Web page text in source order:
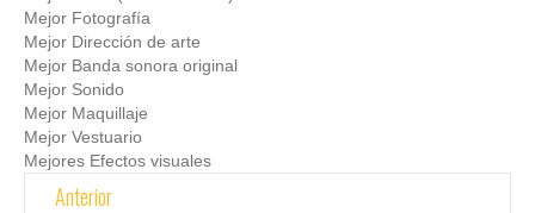
Mejor Fotografía
Mejor Dirección de arte
Mejor Banda sonora original
Mejor Sonido
Mejor Maquillaje
Mejor Vestuario
Mejores Efectos visuales
Anterior